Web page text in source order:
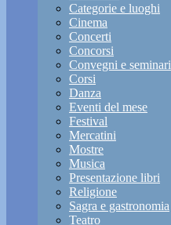
Categorie e luoghi
Cinema
Concerti
Concorsi
Convegni e seminari
Corsi
Danza
Eventi del mese
Festival
Mercatini
Mostre
Musica
Presentazione libri
Religione
Sagra e gastronomia
Teatro